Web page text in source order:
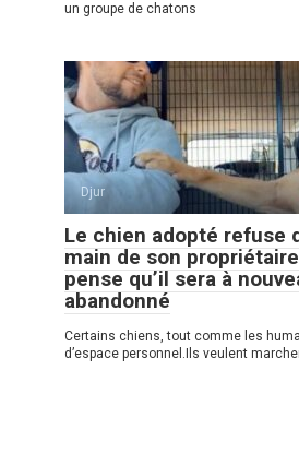
un groupe de chatons
Djur
Le chien adopté refuse
main de son
pense qu’il sera à
abandonné
Certains chiens, tout comme les
d’espace personnel.Ils veulent